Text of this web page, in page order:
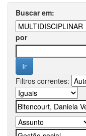
Buscar em:
por
Filtros correntes: